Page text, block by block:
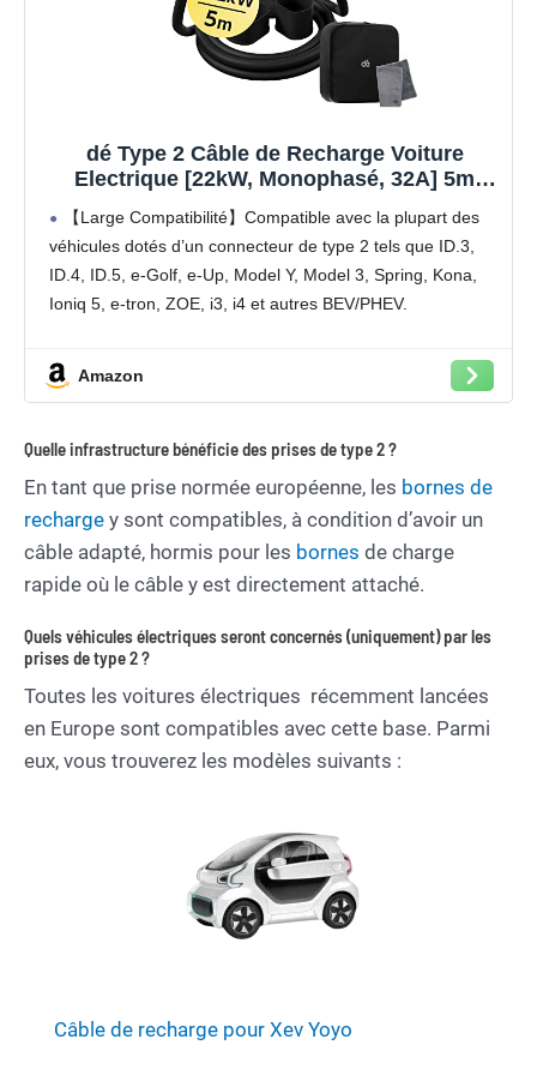
【Qualité Solide et Fiable】Résistant à l’eau – IP54,
utilise un câble TPU de haute qualité, isolé sans choc
électrique, résistant à l’usure et à la flexion. Testé avec
10,000 cycles d’insertion et une capacité de charge de 2
pour la sécurité.
【Portable et Aisé à Employer】Livré avec un sac à main
résistant à l’usure pour économiser de l’espace. Le sac
pour câble de recharge de voiture électrique et la
fermeture velcro peuvent facilement répondre à vos
besoins de recharge en voyage ou au travail.
garantis 2 ans. Les produits sont rigoureusement testés
avant de vous être livrés. Si vous avez des questions,
vous dans les 24 heures.
dé Type 2 Câble de Recharge Voiture
Electrique [22kW, Monophasé, 32A] 5m
avec Sac de Transport, Compatible avec
Model 3, e-UP, ID.3, Zoe, forTwo, Kona, e-
Tron, Mini et Autres EV et PHEV, Noir-Jaune
【Large Compatibilité】Compatible avec la plupart des
véhicules dotés d’un connecteur de type 2 tels que ID.3,
ID.4, ID.5, e-Golf, e-Up, Model Y, Model 3, Spring, Kona,
Ioniq 5, e-tron, ZOE, i3, i4 et autres BEV/PHEV.
Amazon
Quelle infrastructure bénéficie des prises de type 2 ?
En tant que prise normée européenne, les bornes de
recharge y sont compatibles, à condition d’avoir un
câble adapté, hormis pour les bornes de charge
rapide où le câble y est directement attaché.
Quels véhicules électriques seront concernés (uniquement) par les
prises de type 2 ?
Toutes les voitures électriques récemment lancées
en Europe sont compatibles avec cette base. Parmi
eux, vous trouverez les modèles suivants :
Câble de recharge pour Xev Yoyo